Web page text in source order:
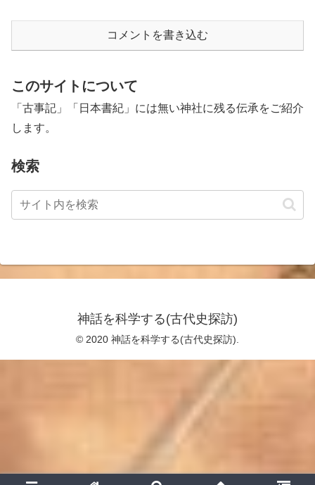
コメントを書き込む
このサイトについて
「古事記」「日本書紀」には無い神社に残る伝承をご紹介
します。
検索
神話を科学する(古代史探訪)
© 2020 神話を科学する(古代史探訪).